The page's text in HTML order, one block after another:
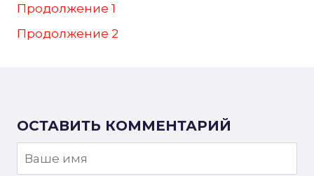
Продолжение 1
Продолжение 2
ОСТАВИТЬ КОММЕНТАРИЙ